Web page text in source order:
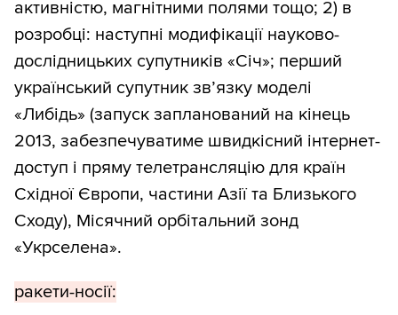
активністю, магнітними полями тощо; 2) в
розробці: наступні модифікації науково-
дослідницьких супутників «Січ»; перший
український супутник зв’язку моделі
«Либідь» (запуск запланований на кінець
2013, забезпечуватиме швидкісний інтернет-
доступ і пряму телетрансляцію для країн
Східної Європи, частини Азії та Близького
Сходу), Місячний орбітальний зонд
«Укрселена».
ракети-носії: